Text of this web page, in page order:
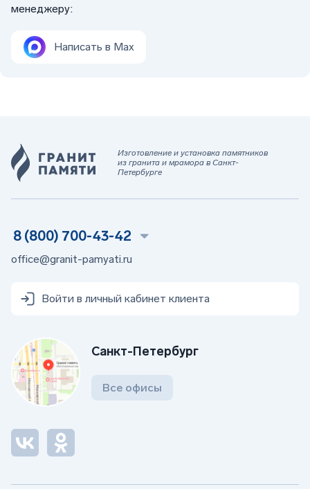
менеджеру:
Написать в Max
Изготовление и установка памятников
из гранита и мрамора в Санкт-
Петербурге
8 (800) 700-43-42
office@granit-pamyati.ru
Войти в личный кабинет клиента
Санкт-Петербург
Все офисы